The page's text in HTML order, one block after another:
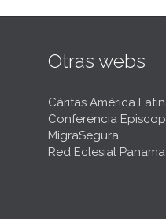
Otras webs
Cáritas América
Conferencia
MigraSegura
Red Eclesial